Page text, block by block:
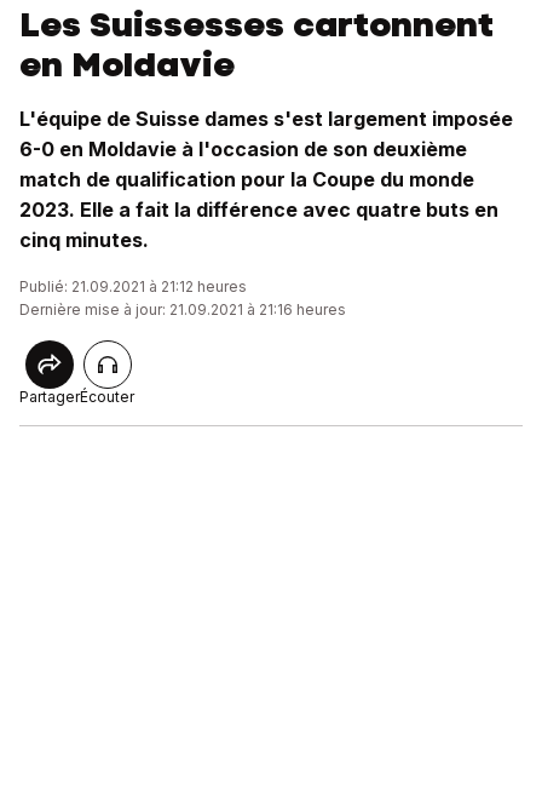
Les Suissesses cartonnent
en Moldavie
L'équipe de Suisse dames s'est largement imposée
6-0 en Moldavie à l'occasion de son deuxième
match de qualification pour la Coupe du monde
2023. Elle a fait la différence avec quatre buts en
cinq minutes.
Publié: 21.09.2021 à 21:12 heures
Dernière mise à jour: 21.09.2021 à 21:16 heures
PartagerÉcouter